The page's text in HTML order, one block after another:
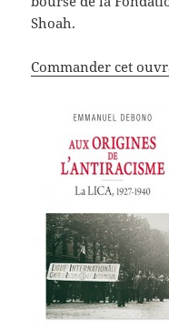
Shoah.
Commander cet